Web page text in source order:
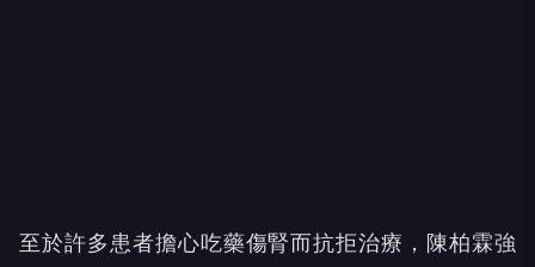
至於許多患者擔心吃藥傷腎而抗拒治療，陳柏霖強